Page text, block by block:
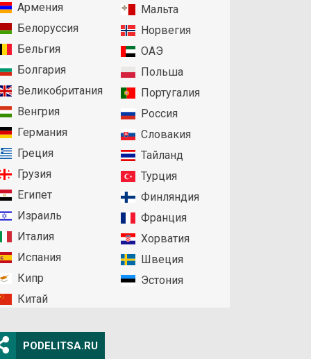
Армения
Белоруссия
Бельгия
Болгария
Великобритания
Венгрия
Германия
Греция
Грузия
Египет
Израиль
Италия
Испания
Кипр
Китай
Мальта
Норвегия
ОАЭ
Польша
Португалия
Россия
Словакия
Тайланд
Турция
Финляндия
Франция
Хорватия
Швеция
Эстония
PODELITSA.RU